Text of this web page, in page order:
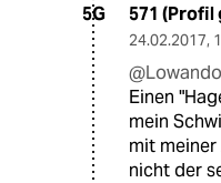
5G 571
24.02.2017,
Einen
mein
mit
nicht der